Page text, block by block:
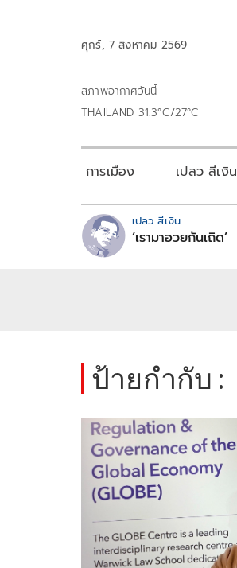
ศุกร์, 7 สิงหาคม 2569
สภาพอากาศวันนี้
THAILAND 31.3°C/27°C
การเมือง เปลว สีเงิน
เปลว สีเงิน
‘เรามาอวยกันเถิด’
ป้ายกำกับ :